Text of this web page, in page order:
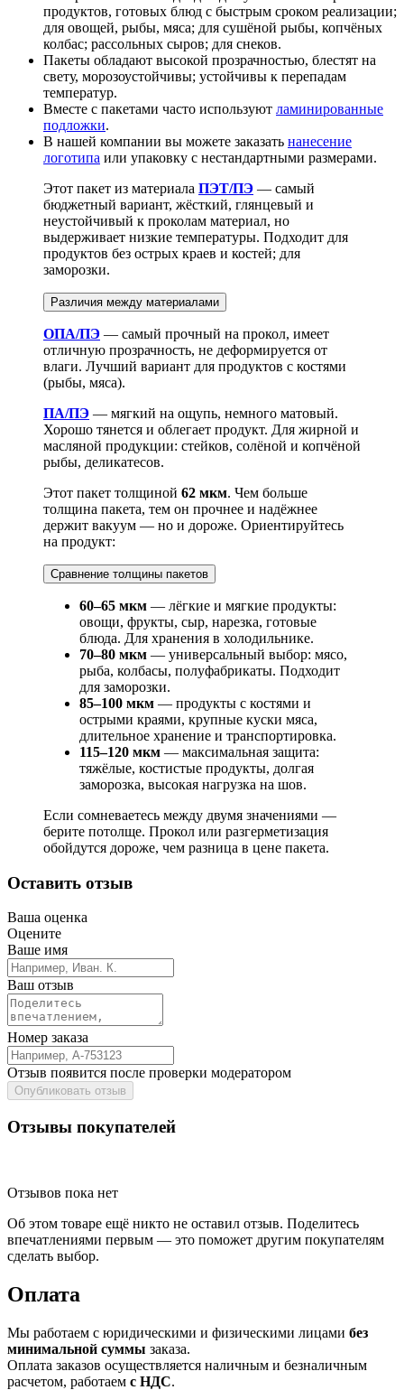
продуктов, готовых блюд с быстрым сроком реализации;
для овощей, рыбы, мяса; для сушёной рыбы, копчёных
колбас; рассольных сыров; для снеков.
Пакеты обладают высокой прозрачностью, блестят на
свету, морозоустойчивы; устойчивы к перепадам
температур.
Вместе с пакетами часто используют ламинированные
подложки.
В нашей компании вы можете заказать нанесение
логотипа или упаковку с нестандартными размерами.
Этот пакет из материала ПЭТ/ПЭ — самый
бюджетный вариант, жёсткий, глянцевый и
неустойчивый к проколам материал, но
выдерживает низкие температуры. Подходит для
продуктов без острых краев и костей; для
заморозки.
Различия между материалами
ОПА/ПЭ — самый прочный на прокол, имеет
отличную прозрачность, не деформируется от
влаги. Лучший вариант для продуктов с костями
(рыбы, мяса).
ПА/ПЭ — мягкий на ощупь, немного матовый.
Хорошо тянется и облегает продукт. Для жирной и
масляной продукции: стейков, солёной и копчёной
рыбы, деликатесов.
Этот пакет толщиной 62 мкм. Чем больше
толщина пакета, тем он прочнее и надёжнее
держит вакуум — но и дороже. Ориентируйтесь
на продукт:
Сравнение толщины пакетов
60–65 мкм — лёгкие и мягкие продукты:
овощи, фрукты, сыр, нарезка, готовые
блюда. Для хранения в холодильнике.
70–80 мкм — универсальный выбор: мясо,
рыба, колбасы, полуфабрикаты. Подходит
для заморозки.
85–100 мкм — продукты с костями и
острыми краями, крупные куски мяса,
длительное хранение и транспортировка.
115–120 мкм — максимальная защита:
тяжёлые, костистые продукты, долгая
заморозка, высокая нагрузка на шов.
Если сомневаетесь между двумя значениями —
берите потолще. Прокол или разгерметизация
обойдутся дороже, чем разница в цене пакета.
Оставить отзыв
Ваша оценка
Оцените
Ваше имя
Ваш отзыв
Номер заказа
Отзыв появится после проверки модератором
Опубликовать отзыв
Отзывы покупателей
Отзывов пока нет
Об этом товаре ещё никто не оставил отзыв. Поделитесь
впечатлениями первым — это поможет другим покупателям
сделать выбор.
Оплата
Мы работаем с юридическими и физическими лицами без
минимальной суммы заказа.
Оплата заказов осуществляется наличным и безналичным
расчетом, работаем с НДС.